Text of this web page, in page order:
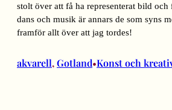
stolt över att få ha representerat bild och
dans och musik är annars de som syns
framför allt över att jag tordes!
akvarell, Gotland•Konst och